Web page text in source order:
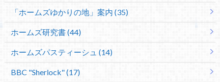
「ホームズゆかりの地」案内 (35)
ホームズ研究書 (44)
ホームズパスティーシュ (14)
BBC "Sherlock" (17)